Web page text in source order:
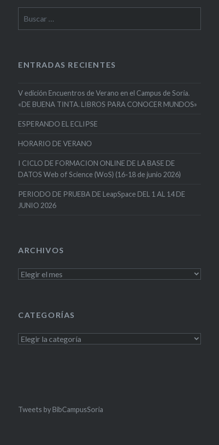
ENTRADAS RECIENTES
V edición Encuentros de Verano en el Campus de Soria.
«DE BUENA TINTA. LIBROS PARA CONOCER MUNDOS»
ESPERANDO EL ECLIPSE
HORARIO DE VERANO
I CICLO DE FORMACION ONLINE DE LA BASE DE
DATOS Web of Science (WoS) (16-18 de junio 2026)
PERIODO DE PRUEBA DE LeapSpace DEL 1 AL 14 DE
JUNIO 2026
ARCHIVOS
Archivos
CATEGORÍAS
Categorías
Tweets by BibCampusSoria